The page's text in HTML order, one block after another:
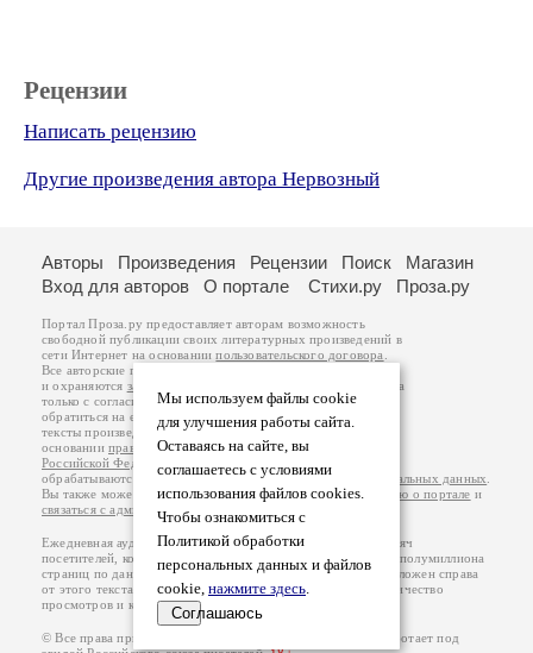
Рецензии
Написать рецензию
Другие произведения автора Нервозный
Мы используем файлы cookie
для улучшения работы сайта.
Оставаясь на сайте, вы
соглашаетесь с условиями
использования файлов cookies.
Чтобы ознакомиться с
Политикой обработки
персональных данных и файлов
cookie, нажмите здесь.
Соглашаюсь
Авторы Произведения Рецензии Поиск
Магазин
Вход для авторов
О портале Стихи.ру Проза.ру
Портал Проза.ру предоставляет авторам возможность
свободной публикации своих литературных произведений в
сети Интернет на основаниипользовательского договора
Все авторские права на произведения принадлежат авторам
и охраняются законом
. Перепечатка произведений возможна
только с согласия его автора, к которому вы можете
обратиться на его авторской странице. Ответственность за
тексты произведений авторы несут самостоятельно на
основанииправил публикацииизаконодательства
Российской Федерации
обрабатываются на основанииПолитики обработки персональных данных
Вы также можете посмотреть более подробнуюинформацию о портале и
связаться с администрацией
Ежедневная аудитория портала Проза.ру – порядка 100 тысяч
посетителей, которые в общей сумме просматривают более полумиллиона
страниц по данным счетчика посещаемости, который расположен справа
от этого текста. В каждой графе указано по две цифры: количество
просмотров и количество посетителей.
© Все права принадлежат авторам, 2000-2026. Портал работает под